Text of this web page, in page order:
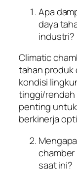
Apa
daya
industri?
Climatic
tahan produk
kondisi
tinggi/rendah
penting
berkinerja
saat ini?